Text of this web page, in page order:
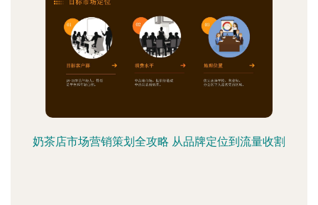
奶茶店市场营销策划全攻略 从品牌定位到流量收割